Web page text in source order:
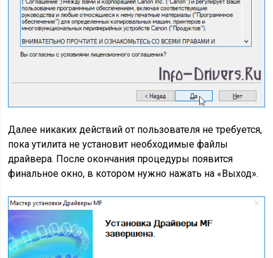
Далее никаких действий от пользователя не требуется,
пока утилита не установит необходимые файлы
драйвера. После окончания процедуры появится
финальное окно, в котором нужно нажать на «Выход».